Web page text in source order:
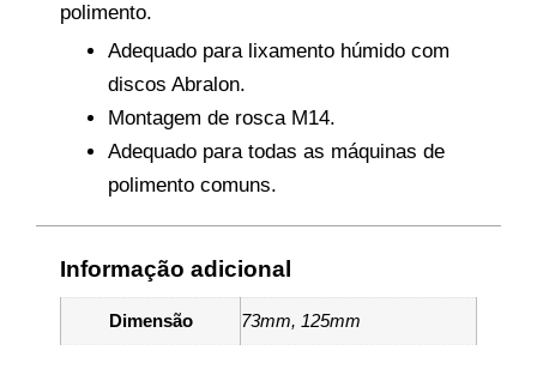
polimento.
Adequado para lixamento húmido com
discos Abralon.
Montagem de rosca M14.
Adequado para todas as máquinas de
polimento comuns.
Informação adicional
Dimensão 73mm, 125mm